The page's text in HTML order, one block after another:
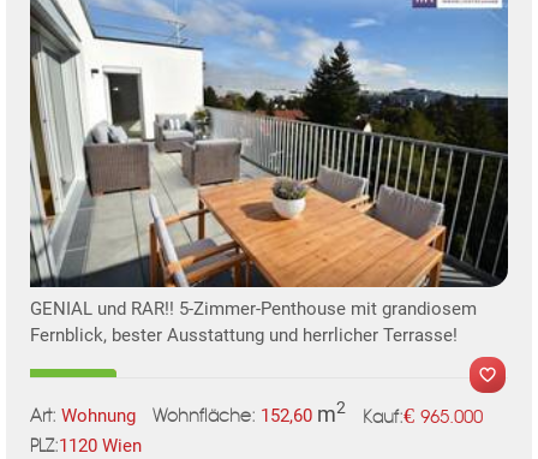
TE
GENIAL und RAR!! 5-Zimmer-Penthouse mit grandiosem
Fernblick, bester Ausstattung und herrlicher Terrasse!
Art: Wohnung Wohnfläche: 152,60 m2 Kauf:€ 965.000
PLZ:1120 Wien